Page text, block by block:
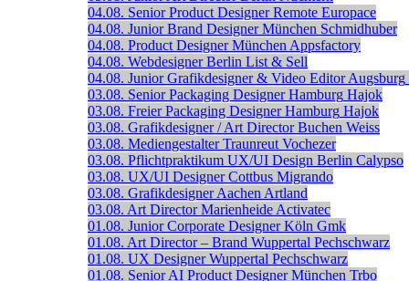
04.08. Senior Product Designer Remote Europace
04.08. Junior Brand Designer München Schmidhuber
04.08. Product Designer München Appsfactory
04.08. Webdesigner Berlin List & Sell
04.08. Junior Grafikdesigner & Video Editor Augsburg
03.08. Senior Packaging Designer Hamburg Hajok
03.08. Freier Packaging Designer Hamburg Hajok
03.08. Grafikdesigner / Art Director Buchen Weiss
03.08. Mediengestalter Traunreut Vochezer
03.08. Pflichtpraktikum UX/UI Design Berlin Calypso
03.08. UX/UI Designer Cottbus Migrando
03.08. Grafikdesigner Aachen Artland
03.08. Art Director Marienheide Activatec
01.08. Junior Corporate Designer Köln Gmk
01.08. Art Director – Brand Wuppertal Pechschwarz
01.08. UX Designer Wuppertal Pechschwarz
01.08. Senior AI Product Designer München Trbo